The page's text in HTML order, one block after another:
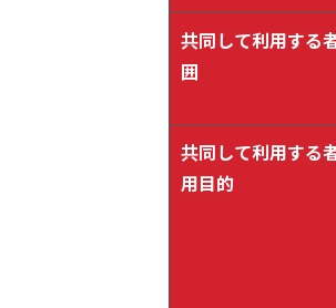
共同して利用する
囲
共同して利用する
用目的